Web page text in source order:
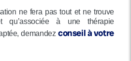
ne fera pas tout et ne trouve
qu’associée à une thérapie
demandez conseil à votre